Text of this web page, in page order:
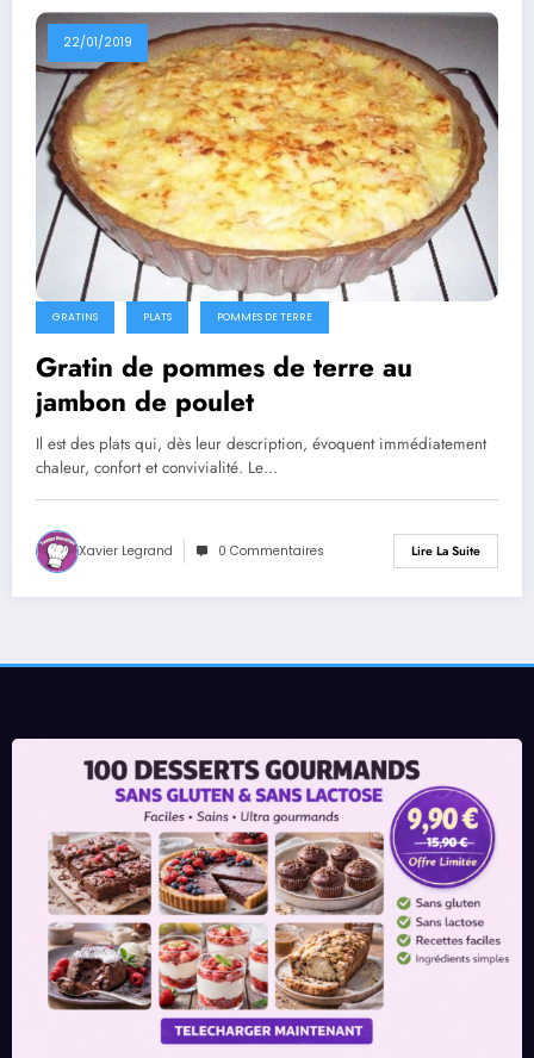
22/01/2019
GRATINS PLATS POMMES DE TERRE
Gratin de pommes de terre au
jambon de poulet
Il est des plats qui, dès leur description, évoquent immédiatement
chaleur, confort et convivialité. Le…
Xavier Legrand 0 Commentaires Lire La Suite